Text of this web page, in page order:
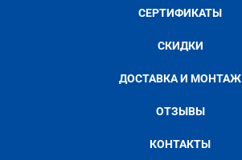
СЕРТИФИКАТЫ
СКИДКИ
ДОСТАВКА И МОНТАЖ
ОТЗЫВЫ
КОНТАКТЫ